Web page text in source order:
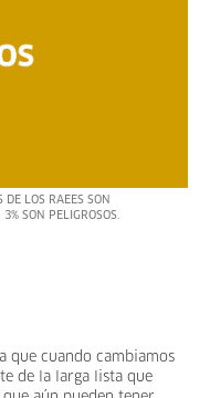
DE LOS RAEES SON
SON PELIGROSOS.
que cuando cambiamos
de la larga lista que